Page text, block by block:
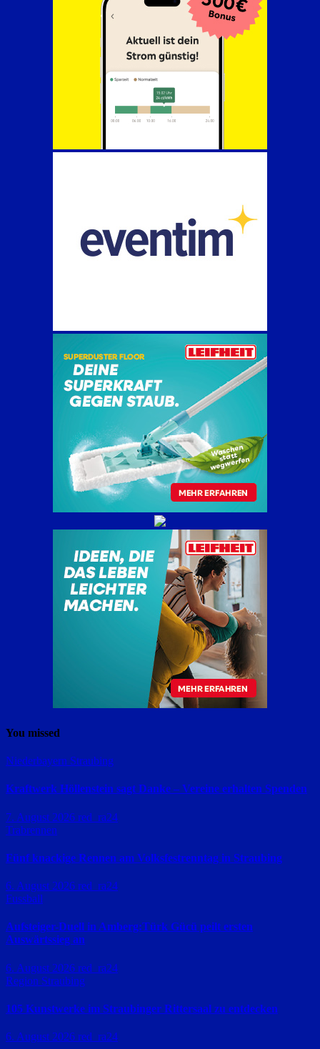
You missed
Niederbayern Straubing
Kraftwerk Höllenstein sagt Danke – Vereine erhalten Spenden
7. August 2026 red_ra24
Trabrennen
Fünf knackige Rennen am Volksfestrenntag in Straubing
6. August 2026 red_ra24
Fussball
Aufsteiger-Duell in Amberg:Türk Gücü peilt ersten
Auswärtssieg an
6. August 2026 red_ra24
Region Straubing
105 Kunstwerke im Straubinger Rittersaal zu entdecken
6. August 2026 red_ra24